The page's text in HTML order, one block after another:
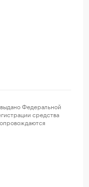
Федеральной
средства